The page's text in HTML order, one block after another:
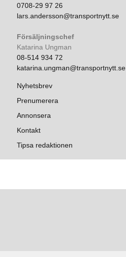
0708-29 97 26
lars.andersson@transportnytt.se
Försäljningschef
Katarina Ungman
08-514 934 72
katarina.ungman@transportnytt.se
Nyhetsbrev
Prenumerera
Annonsera
Kontakt
Tipsa redaktionen